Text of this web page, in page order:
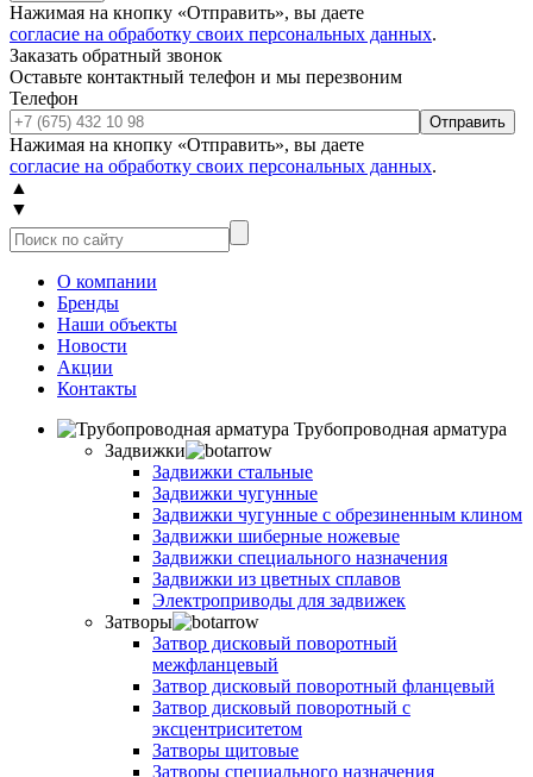
Нажимая на кнопку «Отправить», вы даете
согласие на обработку своих персональных данных.
Заказать обратный звонок
Оставьте контактный телефон и мы перезвоним
Телефон
Отправить
Нажимая на кнопку «Отправить», вы даете
согласие на обработку своих персональных данных.
▲
▼
О компании
Бренды
Наши объекты
Новости
Акции
Контакты
Трубопроводная арматура
Задвижки
Задвижки стальные
Задвижки чугунные
Задвижки чугунные с обрезиненным клином
Задвижки шиберные ножевые
Задвижки специального назначения
Задвижки из цветных сплавов
Электроприводы для задвижек
Затворы
Затвор дисковый поворотный
межфланцевый
Затвор дисковый поворотный фланцевый
Затвор дисковый поворотный с
эксцентриситетом
Затворы щитовые
Затворы специального назначения